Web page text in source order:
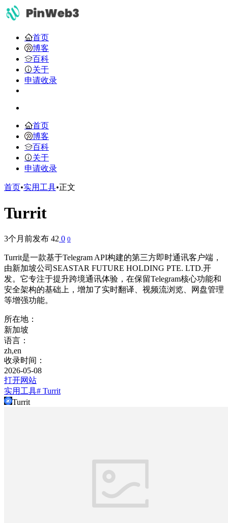
首页
博客
百科
关于
申请收录
首页
博客
百科
关于
申请收录
首页•实用工具•正文
Turrit
3个月前发布 42 0 0
Turrit是一款基于Telegram API构建的第三方即时通讯客户端，
由新加坡公司SEASTAR FUTURE HOLDING PTE. LTD.开
发。它专注于提升跨境通讯体验，在保留Telegram核心功能和
安全架构的基础上，增加了实时翻译、视频流浏览、网盘管理
等增强功能。
所在地：
新加坡
语言：
zh,en
收录时间：
2026-05-08
打开网站
实用工具# Turrit
Turrit